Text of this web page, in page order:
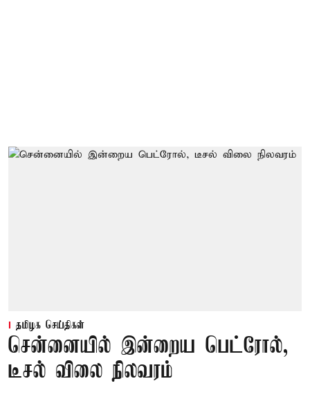
தமிழக செய்திகள்
சென்னையில் இன்றைய பெட்ரோல்,
டீசல் விலை நிலவரம்